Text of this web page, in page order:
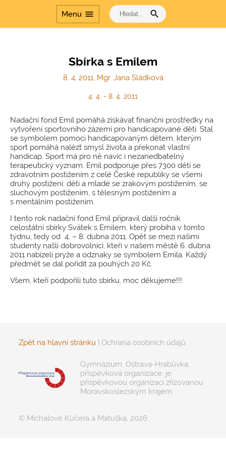
Menu menu search
laboratoře v
gymnáziích
profesnímu rozvoji
Šablony
Dvakrát měř a jednou
Cesta dějinami a Cesta
dějinami - období
komunismu
Sbírka s Emilem
8. 4. 2011, Mgr. Jana Sládková
4. 4. - 8. 4. 2011
Nadační fond Emil pomáhá získávat finanční prostředky na
vytvoření sportovního zázemí pro handicapované děti. Stal
se symbolem pomoci handicapovaným dětem, kterým
sport pomáhá nalézt smysl života a překonat vlastní
handicap. Sport má pro ně navíc i nezanedbatelný
terapeutický význam. Emil podporuje přes 7300 dětí se
zdravotním postižením z celé České republiky se všemi
druhy postižení: děti a mladé se zrakovým postižením, se
sluchovým postižením, s tělesným postižením a
s mentálním postižením.
I tento rok nadační fond Emil připravil další ročník
celostátní sbírky Svátek s Emilem, který probíhá v tomto
týdnu, tedy od 4. – 8. dubna 2011. Opět se mezi našimi
studenty našli dobrovolníci, kteří v našem městě 6. dubna
2011 nabízeli pryže a odznaky se symbolem Emila. Každý
předmět se dal pořídit za pouhých 20 Kč.
Všem, kteří podpořili tuto sbírku, moc děkujeme!!!
Zpět na hlavní stránku | Ochrana osobních údajů
Gymnázium, Ostrava-Hrabůvka,
příspěvková organizace, je
příspěvkovou organizací zřizovanou
Moravskoslezským krajem.
© Michalové Kučera a Matuška, 2026